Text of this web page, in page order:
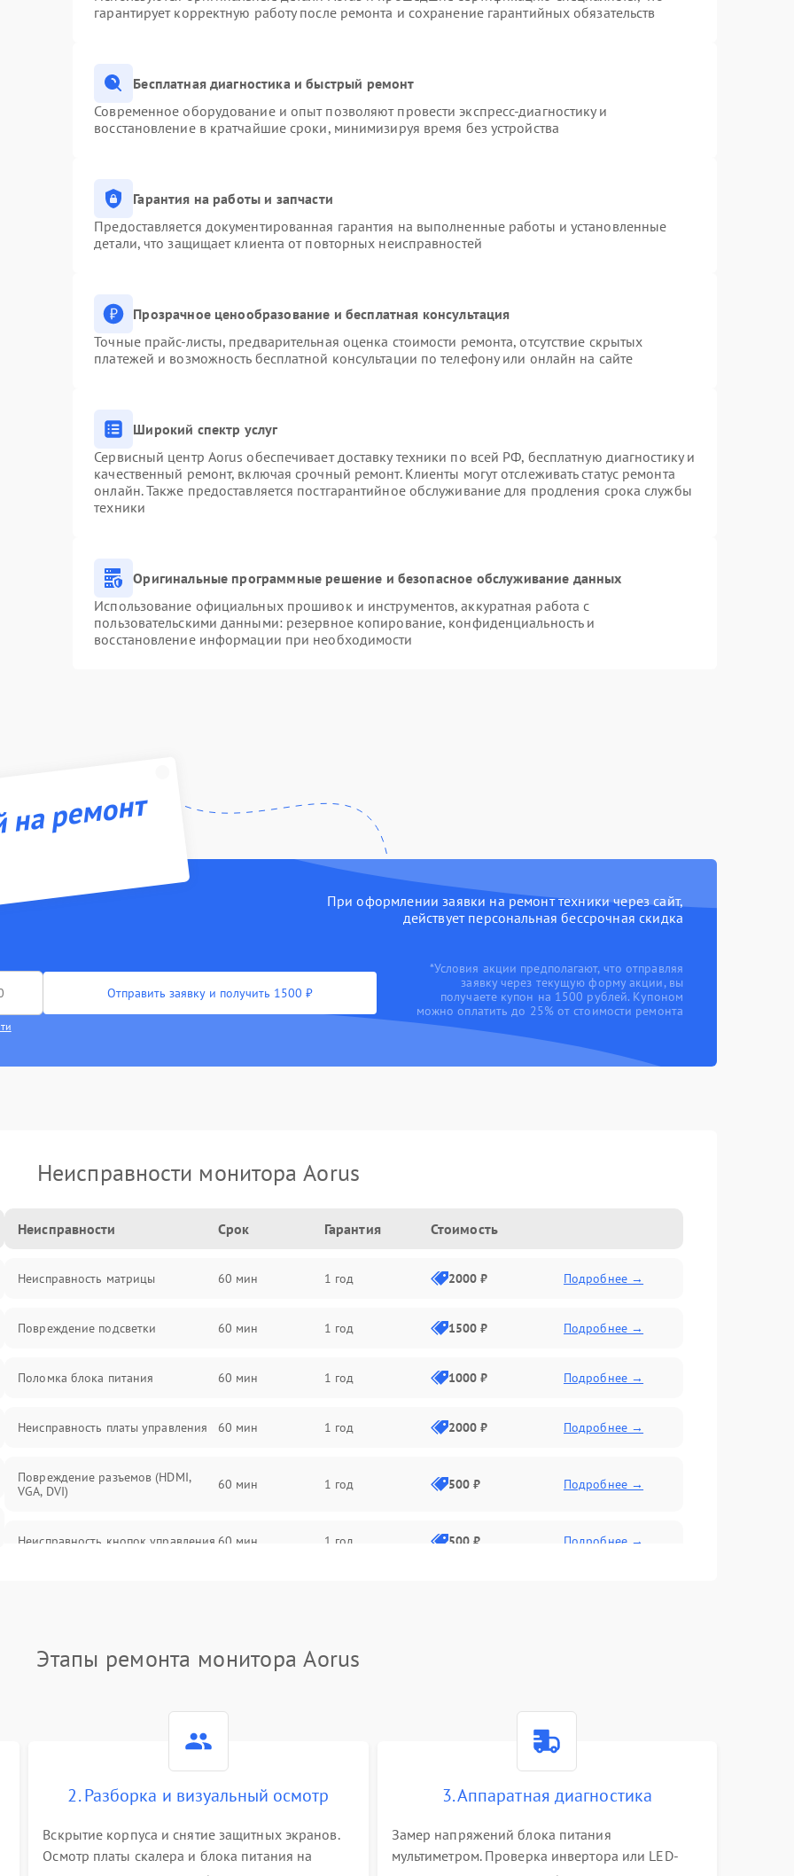
гарантирует корректную работу после ремонта и сохранение гарантийных обязательств
Бесплатная диагностика и быстрый ремонт
Современное оборудование и опыт позволяют провести экспресс-диагностику и
восстановление в кратчайшие сроки, минимизируя время без устройства
Гарантия на работы и запчасти
Предоставляется документированная гарантия на выполненные работы и установленные
детали, что защищает клиента от повторных неисправностей
Прозрачное ценообразование и бесплатная консультация
Точные прайс-листы, предварительная оценка стоимости ремонта, отсутствие скрытых
платежей и возможность бесплатной консультации по телефону или онлайн на сайте
Широкий спектр услуг
Сервисный центр Aorus обеспечивает доставку техники по всей РФ, бесплатную диагностику и
качественный ремонт, включая срочный ремонт. Клиенты могут отслеживать статус ремонта
онлайн. Также предоставляется постгарантийное обслуживание для продления срока службы
техники
Оригинальные программные решение и безопасное обслуживание данных
Использование официальных прошивок и инструментов, аккуратная работа с
пользовательскими данными: резервное копирование, конфиденциальность и
восстановление информации при необходимости
ремонт
При оформлении заявки на ремонт техники через сайт,
действует персональная бессрочная скидка
Отправить заявку и получить 1500 ₽
*Условия акции предполагают, что отправляя
заявку через текущую форму акции, вы
получаете купон на 1500 рублей. Купоном
можно оплатить до 25% от стоимости ремонта
Неисправности монитора Aorus
Неисправности Срок Гарантия Стоимость
Неисправность матрицы 60 мин 1 год 2000 ₽ Подробнее →
Повреждение подсветки 60 мин 1 год 1500 ₽ Подробнее →
Поломка блока питания 60 мин 1 год 1000 ₽ Подробнее →
Неисправность платы управления 60 мин 1 год 2000 ₽ Подробнее →
Повреждение разъемов (HDMI,
VGA, DVI)
60 мин 1 год 500 ₽ Подробнее →
Неисправность кнопок управления 60 мин 1 год 500 ₽ Подробнее →
Поломка системы автоматического
короткого замыкания
Этапы ремонта монитора Aorus
2. Разборка и визуальный осмотр
Вскрытие корпуса и снятие защитных экранов.
Осмотр платы скалера и блока питания на
3. Аппаратная диагностика
Замер напряжений блока питания
мультиметром. Проверка инвертора или LED-